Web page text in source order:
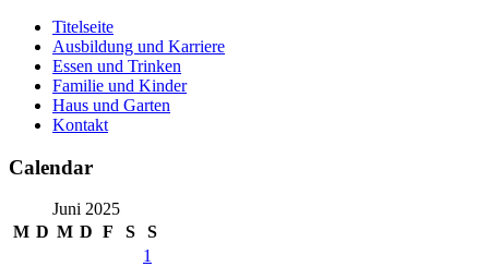
Skip
content
Titelseite
Ausbildung und Karriere
Essen und Trinken
Familie und Kinder
Haus und Garten
Kontakt
Calendar
Juni 2025
M D M D F S
S
1